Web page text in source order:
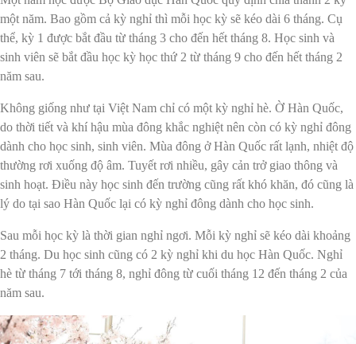
một năm. Bao gồm cả kỳ nghỉ thì mỗi học kỳ sẽ kéo dài 6 tháng. Cụ
thể, kỳ 1 được bắt đầu từ tháng 3 cho đến hết tháng 8. Học sinh và
sinh viên sẽ bắt đầu học kỳ học thứ 2 từ tháng 9 cho đến hết tháng 2
năm sau.
Không giống như tại Việt Nam chỉ có một kỳ nghỉ hè. Ờ Hàn Quốc,
do thời tiết và khí hậu mùa đông khắc nghiệt nên còn có kỳ nghỉ đông
dành cho học sinh, sinh viên. Mùa đông ở Hàn Quốc rất lạnh, nhiệt độ
thường rơi xuống độ âm. Tuyết rơi nhiều, gây cản trở giao thông và
sinh hoạt. Điều này học sinh đến trường cũng rất khó khăn, đó cũng là
lý do tại sao Hàn Quốc lại có kỳ nghỉ đông dành cho học sinh.
Sau mỗi học kỳ là thời gian nghỉ ngơi. Mỗi kỳ nghỉ sẽ kéo dài khoảng
2 tháng. Du học sinh cũng có 2 kỳ nghỉ khi du học Hàn Quốc. Nghỉ
hè từ tháng 7 tới tháng 8, nghỉ đông từ cuối tháng 12 đến tháng 2 của
năm sau.